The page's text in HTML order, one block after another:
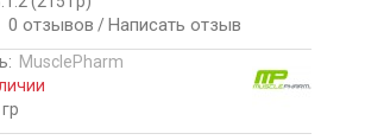
0 отзывов /Написать отзыв
MusclePharm